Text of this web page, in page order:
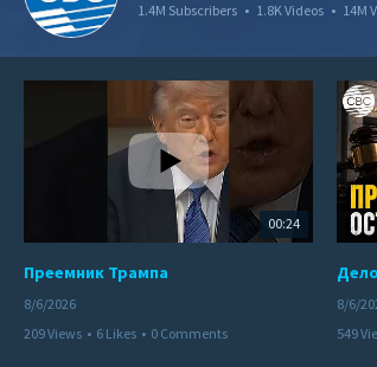
1.4M Subscribers • 1.8K Videos • 14M
00:24
Преемник Трампа
8/6/2026
209 Views • 6 Likes • 0 Comments
8/6/
549